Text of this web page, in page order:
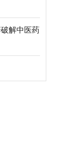
解中医药